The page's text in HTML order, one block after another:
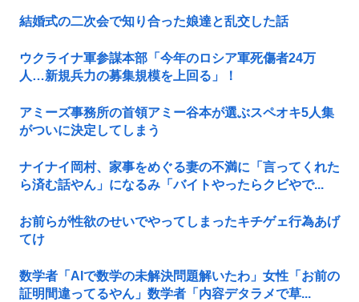
結婚式の二次会で知り合った娘達と乱交した話
ウクライナ軍参謀本部「今年のロシア軍死傷者24万
人…新規兵力の募集規模を上回る」！
アミーズ事務所の首領アミー谷本が選ぶスペオキ5人集
がついに決定してしまう
ナイナイ岡村、家事をめぐる妻の不満に「言ってくれた
ら済む話やん」になるみ「バイトやったらクビやで...
お前らが性欲のせいでやってしまったキチゲェ行為あげ
てけ
数学者「AIで数学の未解決問題解いたわ」女性「お前の
証明間違ってるやん」数学者「内容デタラメで草...